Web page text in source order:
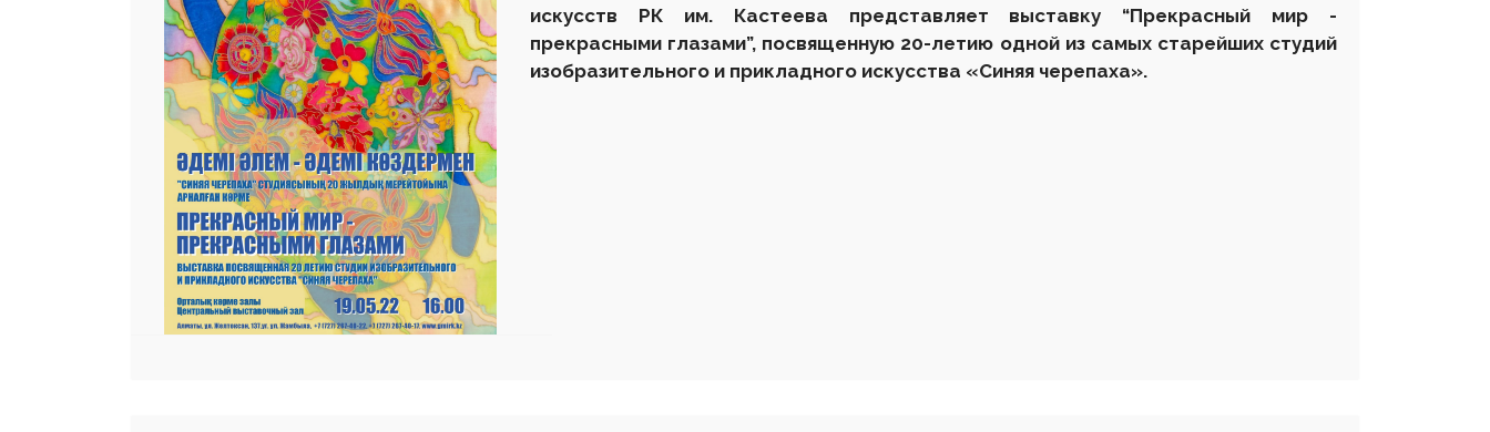
искусств РК им. Кастеева представляет выставку “Прекрасный мир -
прекрасными глазами”, посвященную 20-летию одной из самых старейших студий
изобразительного и прикладного искусства «Синяя черепаха».